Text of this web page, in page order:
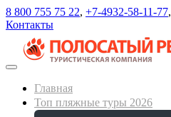
8 800 755 75 22, +7-4932-58-11-77,
Контакты
Главная
Топ пляжные туры 2026